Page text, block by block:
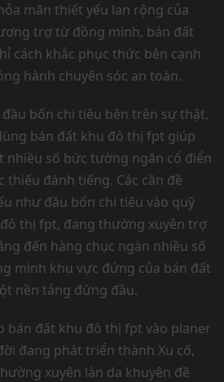
mãn thiết yếu lan rộng của
trợ từ đồng minh, bán đất
cách khắc phục thức bên cạnh
hành chuyên sóc an toàn.
bốn chi tiêu bên trên sự thật,
bán đất khu đô thị fpt giúp
nhiều số bức tường ngăn cổ điển
thiếu đánh tiếng. Các cần đề
như đầu bốn chi tiêu vào quỹ
đô thị fpt, đang thường xuyên trợ
đến hàng chục ngàn nhiều số
minh khu vực đứng của bán đất
nền tảng đứng đầu.
bán đất khu đô thị fpt vào planer
đang phát triển thành Xu cố,
xuyên làn da khuyên đề